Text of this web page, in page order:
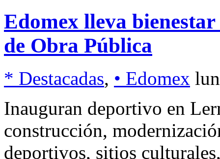
Edomex lleva
de Obra Pública
* Destacadas, • Edomex
Inauguran deportivo en
construcción,
deportivos, sitios